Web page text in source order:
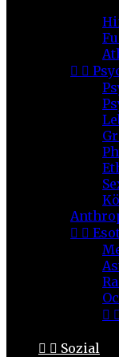
 
 
 
  Sozial